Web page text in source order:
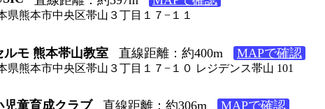
県熊本市中央区帯山３丁目１７−１１
ルモ 熊本帯山教室 直線距離：約400m MAPで確認
県熊本市中央区帯山３丁目１７−１０ レジデンス帯山 101
児童育成クラブ 直線距離：約306m MAPで確認